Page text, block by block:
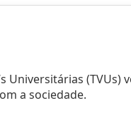
(TVUs)
a sociedade.